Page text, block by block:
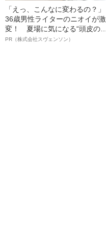
「えっ、こんなに変わるの？」
36歳男性ライターのニオイが激
変！ 夏場に気になる“頭皮のニ
オイ”や“ベタつき”を解消す
PR（株式会社スヴェンソン）